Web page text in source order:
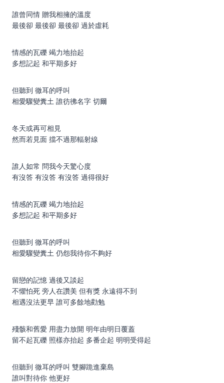
誰曾同情 贈我相擁的溫度
最後卻 最後卻 最後卻 過於虛耗
情感的瓦礫 竭力地抬起
多想記起 和平期多好
但聽到 徹耳的呼叫
相愛驟變糞土 誰彷彿名字 切爾
冬天或再可相見
然而若見面 擋不過那輻射線
誰人如常 問我今天驚心度
有沒答 有沒答 有沒答 過得很好
情感的瓦礫 竭力地抬起
多想記起 和平期多好
但聽到 徹耳的呼叫
相愛驟變糞土 仍怨我待你不夠好
留戀的記憶 過後又談起
不懼怕死 旁人在讚美 但有獎 永遠得不到
相遇沒法更早 誰可多餘地勸勉
殘骸和舊愛 用盡力放開 明年由明日覆蓋
留不起瓦礫 照樣亦抬起 多番企起 明明受得起
但聽到 徹耳的呼叫 雙腳跪進棄島
誰叫對待你 他更好